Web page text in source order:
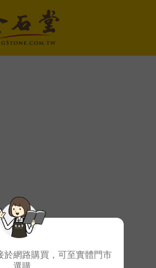
於網路購買，可至實體門市
選購